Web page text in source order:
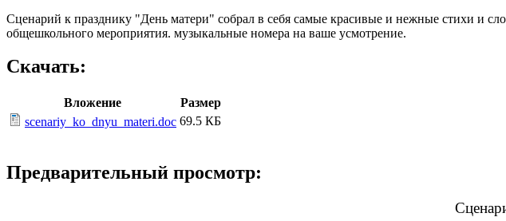
Сценарий к празднику "День матери" собрал в себя самые красивые и нежные стихи и
общешкольного мероприятия. музыкальные номера на ваше усмотрение.
Скачать:
Вложение
Размер
scenariy_ko_dnyu_materi.doc 69.5 КБ
Предварительный просмотр: